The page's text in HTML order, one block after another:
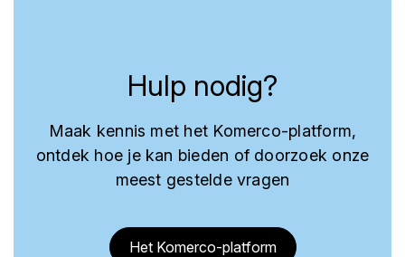
Hulp nodig?
Maak kennis met het Komerco-platform,
ontdek hoe je kan bieden of doorzoek onze
meest gestelde vragen
Het Komerco-platform